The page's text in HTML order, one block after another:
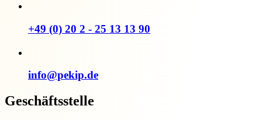
+49 (0) 20 2 - 25 13 13 90
info@pekip.de
Geschäftsstelle